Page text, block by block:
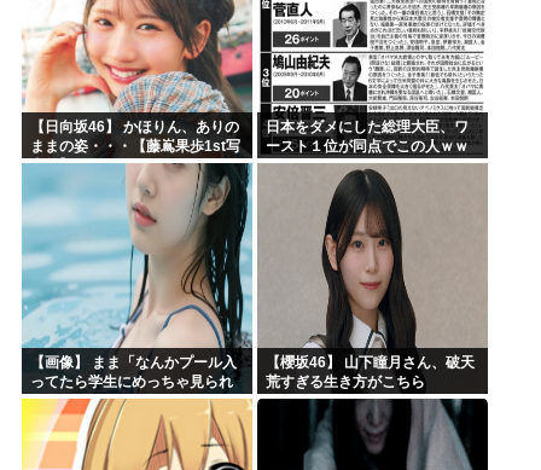
【日向坂46】 かほりん、ありの
ままの姿・・・【藤嶌果歩1st写
真集】
日本をダメにした総理大臣、ワ
ースト１位が同点でこの人ｗｗ
ｗｗｗｗ
【画像】 まま「なんかプール入
ってたら学生にめっちゃ見られ
たw」
【櫻坂46】 山下瞳月さん、破天
荒すぎる生き方がこちら